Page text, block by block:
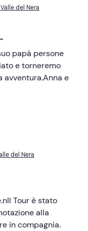
del Nera
papà persone
e torneremo
avventura.Anna e
del Nera
Tour è stato
alla
in compagnia.